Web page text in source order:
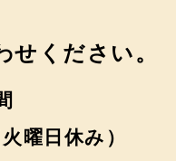
曜日休み）